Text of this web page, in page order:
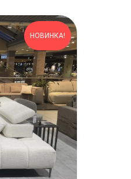
НОВИНКА!